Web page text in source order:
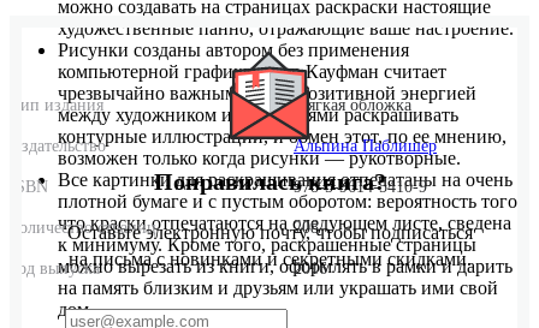
можно создавать на страницах раскраски настоящие
художественные панно, отражающие ваше настроение.
Рисунки созданы автором без применения
компьютерной графики: Шер Кауфман считает
чрезвычайно важным обмен позитивной энергией
между художником и любителями раскрашивать
контурные иллюстрации, и обмен этот, по ее мнению,
возможен только когда рисунки ― рукотворные.
Все картинки для раскрашивания отпечатаны на очень
плотной бумаге и с пустым оборотом: вероятность того,
что краски отпечатаются на следующем листе, сведена
к минимуму. Кроме того, раскрашенные страницы
можно вырезать из книги, оформлять в рамки и дарить
на память близким и друзьям или украшать ими свой
дом.
Тип издания Мягкая обложка
Издательство Альпина Паблишер
ISBN 978-5-9614-5410-9
Количество страниц 208
Год выпуска 2016
Понравилась книга?
Оставьте электронную почту, чтобы подписаться
на письма с новинками и секретными скидками.